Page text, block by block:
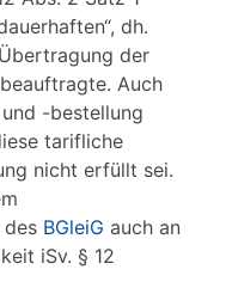
dh.
der
Auch
-bestellung
tarifliche
nicht erfüllt sei.
BGleiG auch an
iSv. § 12